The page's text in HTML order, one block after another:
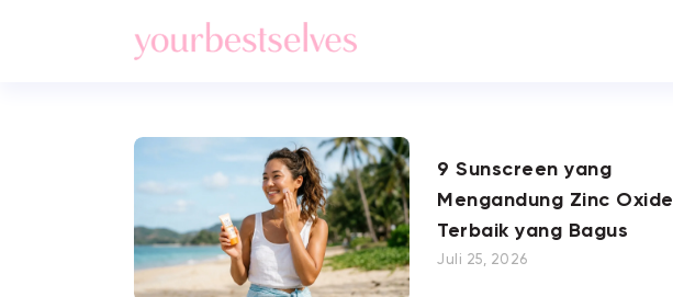
9 Sunscreen yang
Mengandung Zinc Oxide
Terbaik yang Bagus
Juli 25, 2026